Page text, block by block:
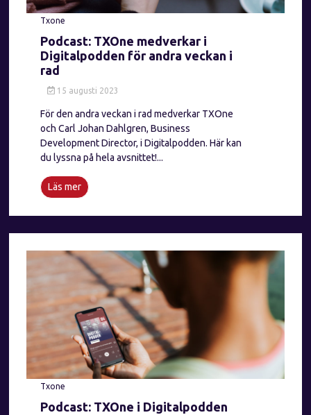
Txone
Podcast: TXOne medverkar i
Digitalpodden för andra veckan i
rad
15 augusti 2023
För den andra veckan i rad medverkar TXOne
och Carl Johan Dahlgren, Business
Development Director, i Digitalpodden. Här kan
du lyssna på hela avsnittet!...
Läs mer
Txone
Podcast: TXOne i Digitalpodden